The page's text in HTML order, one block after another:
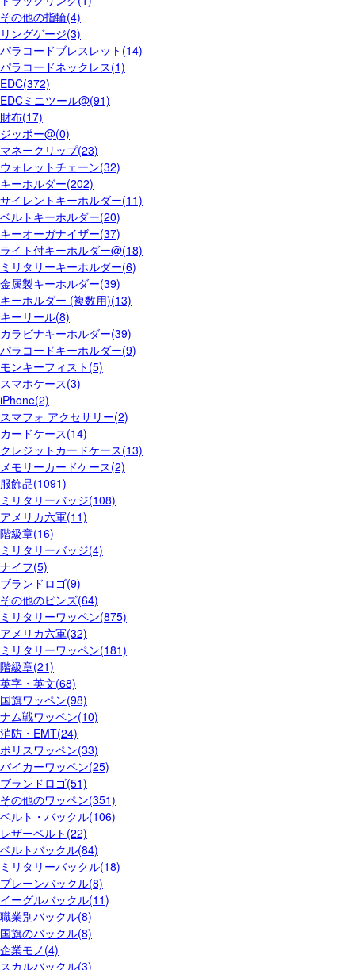
その他の指輪(4)
リングゲージ(3)
パラコードブレスレット(14)
パラコードネックレス(1)
EDC(372)
EDCミニツール@(91)
財布(17)
ジッポー@(0)
マネークリップ(23)
ウォレットチェーン(32)
キーホルダー(202)
サイレントキーホルダー(11)
ベルトキーホルダー(20)
キーオーガナイザー(37)
ライト付キーホルダー@(18)
ミリタリーキーホルダー(6)
金属製キーホルダー(39)
キーホルダー (複数用)(13)
キーリール(8)
カラビナキーホルダー(39)
パラコードキーホルダー(9)
モンキーフィスト(5)
スマホケース(3)
iPhone(2)
スマフォ アクセサリー(2)
カードケース(14)
クレジットカードケース(13)
メモリーカードケース(2)
服飾品(1091)
ミリタリーバッジ(108)
アメリカ六軍(11)
階級章(16)
ミリタリーバッジ(4)
ナイフ(5)
ブランドロゴ(9)
その他のピンズ(64)
ミリタリーワッペン(875)
アメリカ六軍(32)
ミリタリーワッペン(181)
階級章(21)
英字・英文(68)
国旗ワッペン(98)
ナム戦ワッペン(10)
消防・EMT(24)
ポリスワッペン(33)
バイカーワッペン(25)
ブランドロゴ(51)
その他のワッペン(351)
ベルト・バックル(106)
レザーベルト(22)
ベルトバックル(84)
ミリタリーバックル(18)
プレーンバックル(8)
イーグルバックル(11)
職業別バックル(8)
国旗のバックル(8)
企業モノ(4)
スカルバックル(3)